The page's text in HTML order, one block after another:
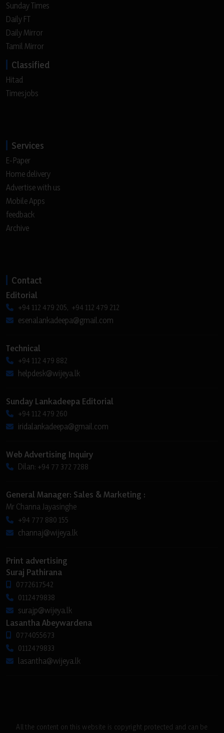
Sunday Times
Daily FT
Daily Mirror
Tamil Mirror
Classified
Hitad
Timesjobs
Services
E-Paper
Home delivery
Advertise with us
Mobile Apps
feedback
Archive
Contact
Editorial
+94 112 479 205, +94 112 479 212
esenalankadeepa@gmail.com
Technical
+94 112 479 882
helpdesk@wijeya.lk
Sunday Lankadeepa Editorial
+94 112 479 260
iridalankadeepa@gmail.com
Web Advertising Inquiry
Dilan: +94 77 372 7288
General Manager: Sales & Marketing :
Mr Channa Jayasinghe
+94 777 880 155
channaj@wijeya.lk
Print advertising
Suraj Pathirana
0772617542
0112479838
surajp@wijeya.lk
Lasantha Abeywardena
0774055673
0112479833
lasantha@wijeya.lk
All the content on this website is copyright protected and can be